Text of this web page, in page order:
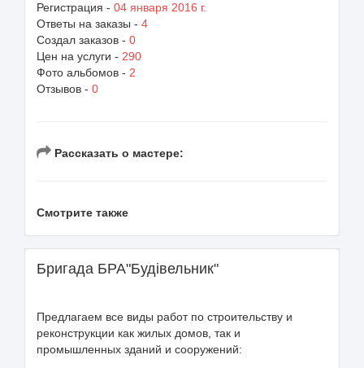
Регистрация - 04 января 2016 г.
Ответы на заказы - 4
Создал заказов - 0
Цен на услуги - 290
Фото альбомов - 2
Отзывов - 0
Рассказать о мастере:
Смотрите также
Бригада БРА"Будівельник"
Предлагаем все виды работ по строительству и
реконструкции как жилых домов, так и
промышленных зданий и сооружений: